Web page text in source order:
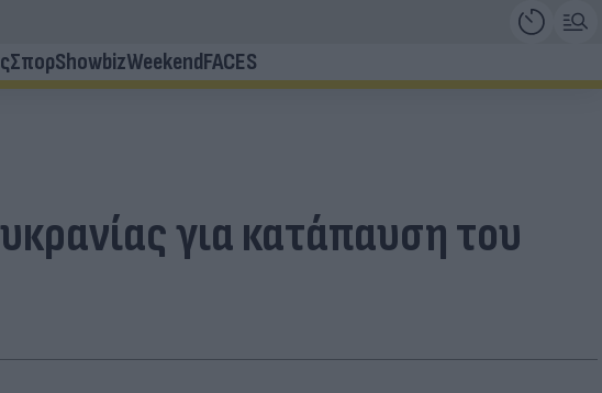
ΣπορShowbizWeekendFACES
για κατάπαυση του